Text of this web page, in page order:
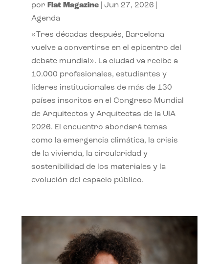
por Flat Magazine| Jun 27, 2026
Agenda
«Tres décadas después, Barcelona
vuelve a convertirse en el epicentro del
debate mundial». La ciudad va recibe a
10.000 profesionales, estudiantes y
líderes institucionales de más de 130
países inscritos en el Congreso Mundial
de Arquitectos y Arquitectas de la UIA
2026. El encuentro abordará temas
como la emergencia climática, la crisis
de la vivienda, la circularidad y
sostenibilidad de los materiales y la
evolución del espacio público.